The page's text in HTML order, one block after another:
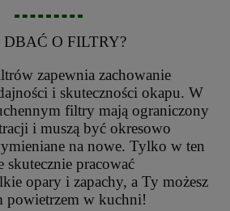
DBAĆ O FILTRY?
zapewnia zachowanie
i skuteczności okapu. W
filtry mają ograniczony
i muszą być okresowo
na nowe. Tylko w ten
skutecznie pracować
opary i zapachy, a Ty możesz
powietrzem w kuchni!